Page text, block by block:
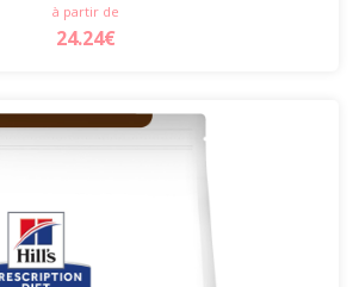
à partir de
24.24€